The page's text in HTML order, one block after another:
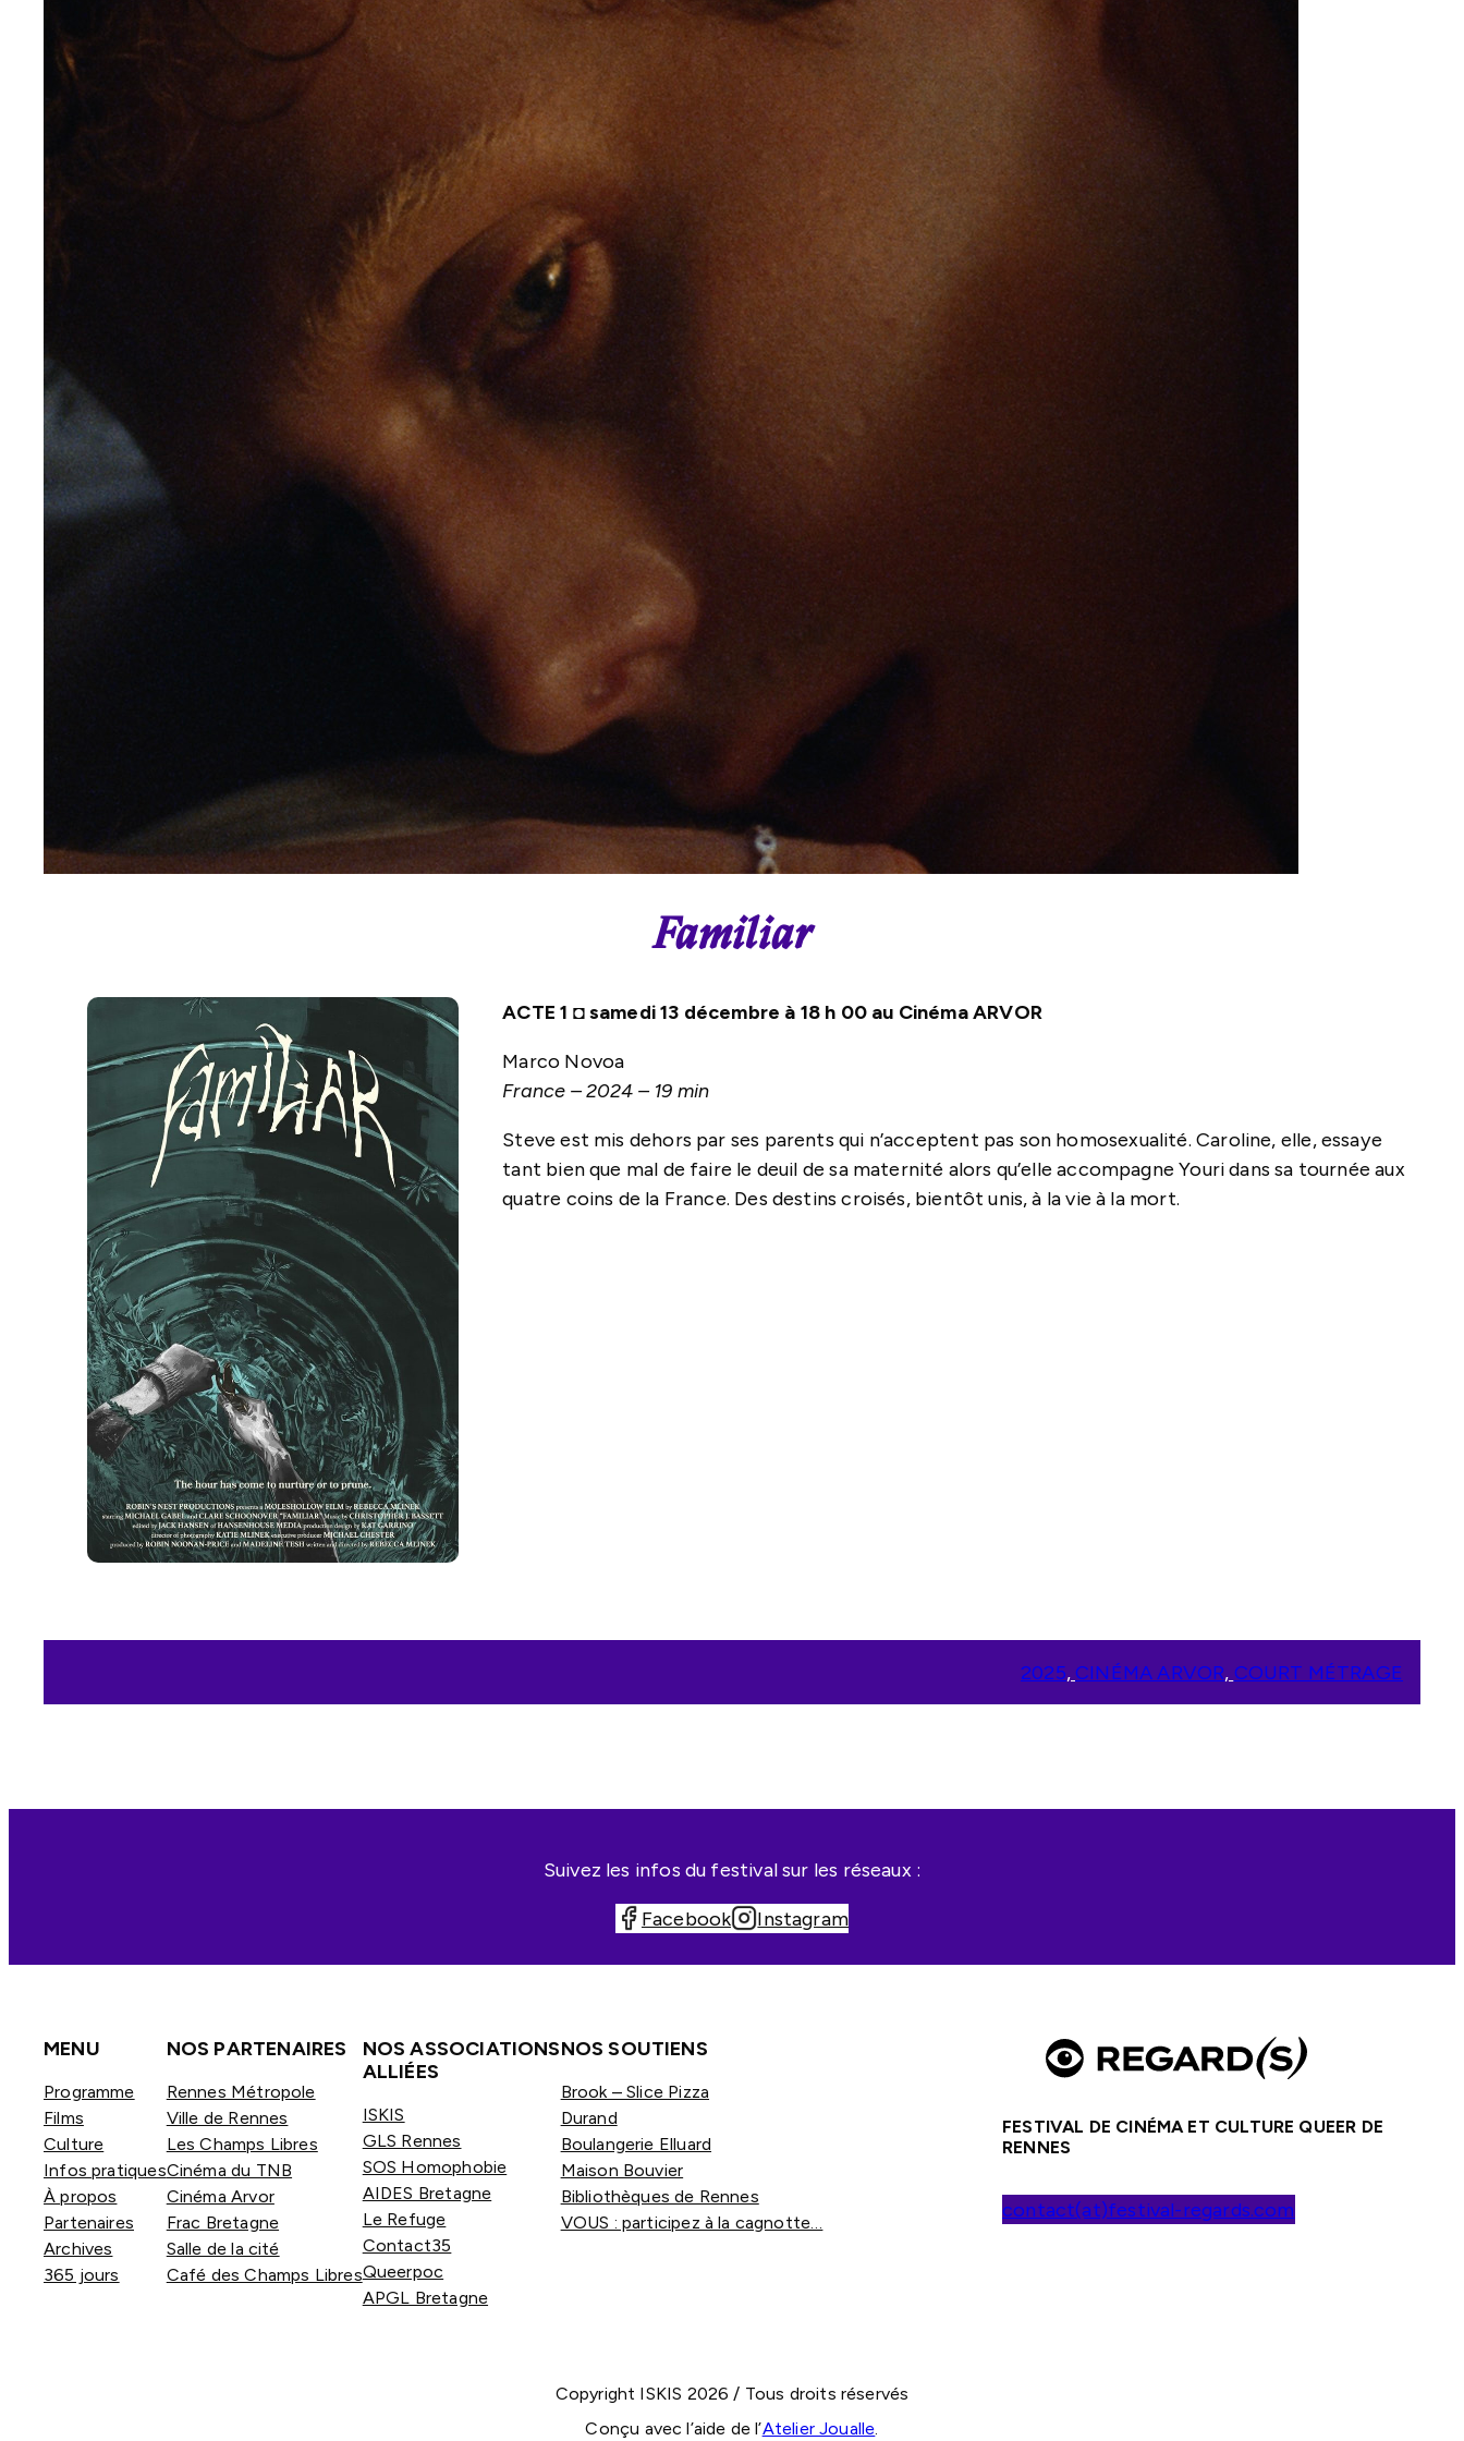
Familiar
ACTE 1 ◘samedi 13 décembre à 18 h 00 au Cinéma ARVOR
Marco Novoa
France – 2024 – 19 min
Steve est mis dehors par ses parents qui n’acceptent pas son homosexualité. Caroline, elle, essaye
tant bien que mal de faire le deuil de sa maternité alors qu’elle accompagne Youri dans sa tournée aux
quatre coins de la France. Des destins croisés, bientôt unis, à la vie à la mort.
2025, CINÉMA ARVOR, COURT MÉTRAGE
Suivez les infos du festival sur les réseaux :
Facebook Instagram
MENU
Programme
Films
Culture
Infos pratiques
À propos
Partenaires
Archives
365 jours
NOS PARTENAIRES
Rennes Métropole
Ville de Rennes
Les Champs Libres
Cinéma du TNB
Cinéma Arvor
Frac Bretagne
Salle de la cité
Café des Champs Libres
NOS ASSOCIATIONS
ALLIÉES
ISKIS
GLS Rennes
SOS Homophobie
AIDES Bretagne
Le Refuge
Contact35
Queerpoc
APGL Bretagne
NOS SOUTIENS
Brook – Slice Pizza
Durand
Boulangerie Elluard
Maison Bouvier
Bibliothèques de Rennes
VOUS : participez à la cagnotte…
FESTIVAL DE CINÉMA ET CULTURE QUEER DE
RENNES
contact(at)festival-regards.com
Copyright ISKIS 2026 / Tous droits réservés
Conçu avec l’aide de l’Atelier Joualle.